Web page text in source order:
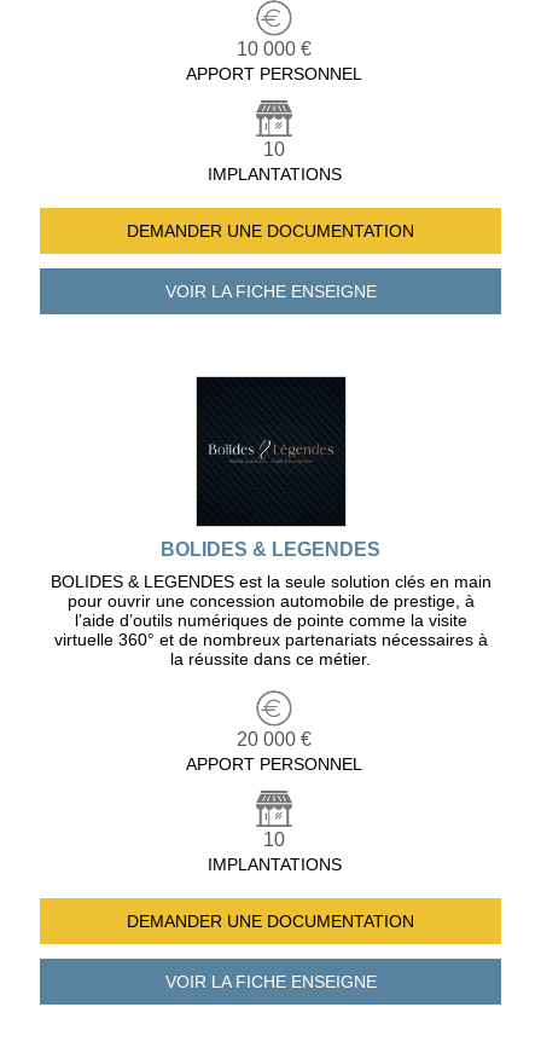
10 000 €
APPORT PERSONNEL
10
IMPLANTATIONS
DEMANDER UNE DOCUMENTATION
VOIR LA FICHEENSEIGNE
BOLIDES & LEGENDES
BOLIDES & LEGENDES est la seule solution clés en main
pour ouvrir une concession automobile de prestige, à
l’aide d’outils numériques de pointe comme la visite
virtuelle 360° et de nombreux partenariats nécessaires à
la réussite dans ce métier.
20 000 €
APPORT PERSONNEL
10
IMPLANTATIONS
DEMANDER UNE DOCUMENTATION
VOIR LA FICHEENSEIGNE